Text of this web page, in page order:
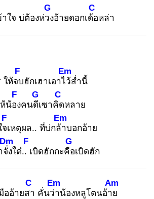
าใจ บ่ต้องห่วง
G
อ้ายดอกเด้อ
C
หล่า
ให้จบ
F
ฮักเฮาเอาไว้
Em
ส่ำนี้
น้อง
F
คนดีเ
G
ซาคิด
C
หลาย
เ
F
หตุผล.. ที่บ่กล้า
Em
บอกอ้าย
จั่ง
Dm
ใด๋.. เ
F
บิดฮักกะคือ
G
เบิดฮัก
ออ้ายสา
C
คั่นว่า
Em
น้องหลูโตนอ้าย
Am